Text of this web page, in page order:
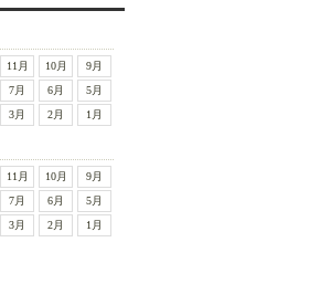
11月 10月
9月
7月 6月
5月
3月 2月 1月
11月 10月
9月
7月 6月
5月
3月 2月 1月